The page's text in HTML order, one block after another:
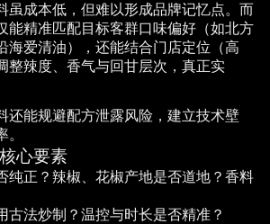
虽成本低，但难以形成品牌记忆点。而
能精准匹配目标客群口味偏好（如北方
海爱清油），还能结合门店定位（高
整辣度、香气与回甘层次，真正实
还能规避配方泄露风险，建立技术壁
心要素
纯正？辣椒、花椒产地是否道地？香料
古法炒制？温控与时长是否精准？